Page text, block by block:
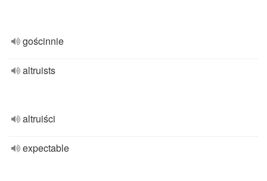
gościnnie
altruists
altruiści
expectable